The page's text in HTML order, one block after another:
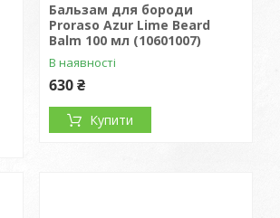
Бальзам для бороди
Proraso Azur Lime Beard
Balm 100 мл (10601007)
В наявності
630 ₴
Купити